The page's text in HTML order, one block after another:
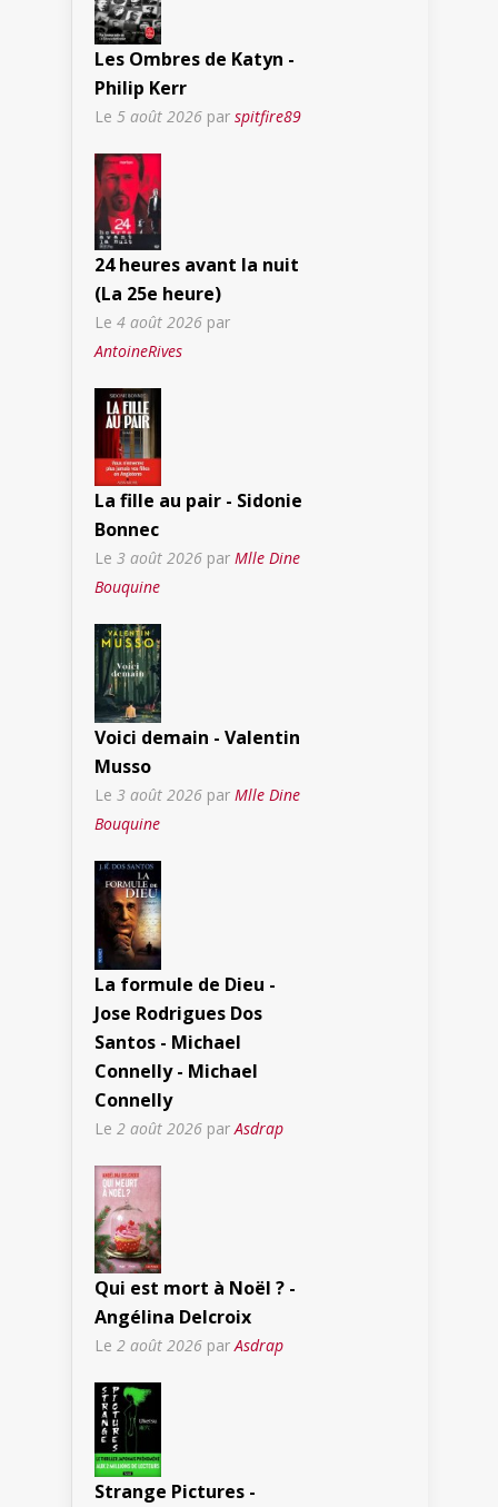
Les Ombres de Katyn -
Philip Kerr
Le 5 août 2026 par spitfire89
24 heures avant la nuit
(La 25e heure)
Le 4 août 2026 par
AntoineRives
La fille au pair - Sidonie
Bonnec
Le 3 août 2026 par Mlle Dine
Bouquine
Voici demain - Valentin
Musso
Le 3 août 2026 par Mlle Dine
Bouquine
La formule de Dieu -
Jose Rodrigues Dos
Santos - Michael
Connelly - Michael
Connelly
Le 2 août 2026 parAsdrap
Qui est mort à Noël ? -
Angélina Delcroix
Le 2 août 2026 par Asdrap
Strange Pictures -